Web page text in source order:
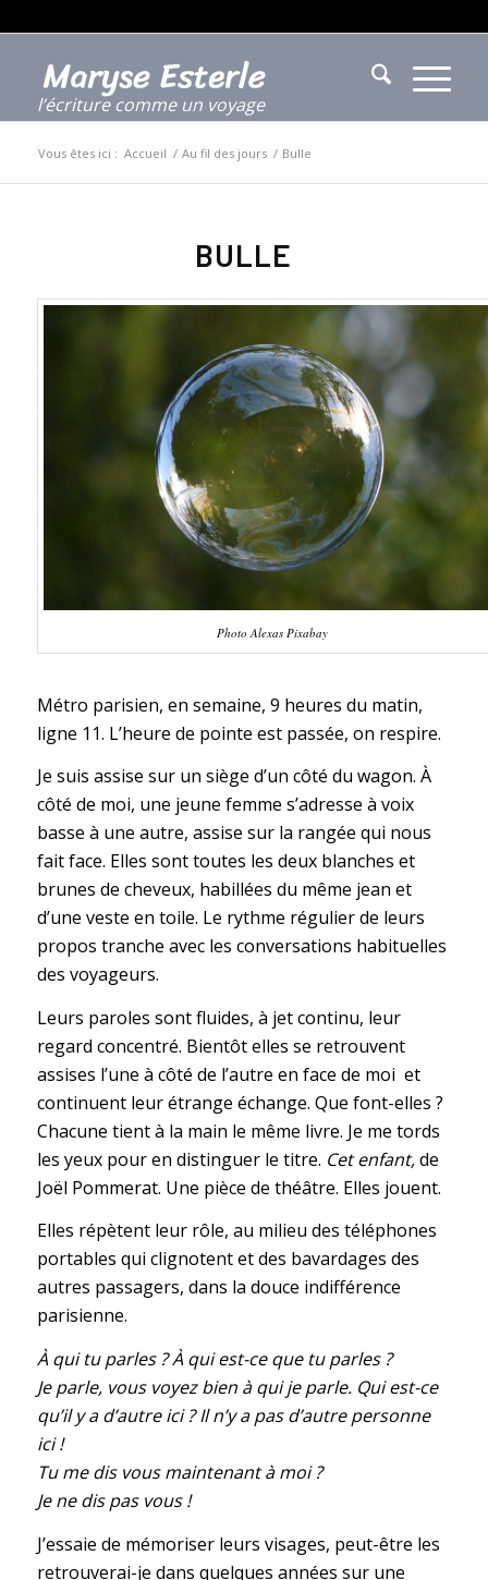
l’écriture comme un voyage
Vous êtes ici : Accueil / Au fil des jours / Bulle
BULLE
Photo Alexas Pixabay
Métro parisien, en semaine, 9 heures du matin,
ligne 11. L’heure de pointe est passée, on respire.
Je suis assise sur un siège d’un côté du wagon. À
côté de moi, une jeune femme s’adresse à voix
basse à une autre, assise sur la rangée qui nous
fait face. Elles sont toutes les deux blanches et
brunes de cheveux, habillées du même jean et
d’une veste en toile. Le rythme régulier de leurs
propos tranche avec les conversations habituelles
des voyageurs.
Leurs paroles sont fluides, à jet continu, leur
regard concentré. Bientôt elles se retrouvent
assises l’une à côté de l’autre en face de moi et
continuent leur étrange échange. Que font-elles ?
Chacune tient à la main le même livre. Je me tords
les yeux pour en distinguer le titre. Cet enfant,de
Joël Pommerat. Une pièce de théâtre. Elles jouent.
Elles répètent leur rôle, au milieu des téléphones
portables qui clignotent et des bavardages des
autres passagers, dans la douce indifférence
parisienne.
À qui tu parles ? À qui est-ce que tu parles ?
Je parle, vous voyez bien à qui je parle. Qui est-ce
qu’il y a d’autre ici ? Il n’y a pas d’autre personne
ici !
Tu me dis vous maintenant à moi ?
Je ne dis pas vous !
J’essaie de mémoriser leurs visages, peut-être les
retrouverai-je dans quelques années sur une